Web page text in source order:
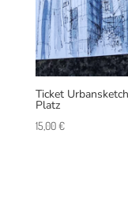
Ticket
Platz
15,00€